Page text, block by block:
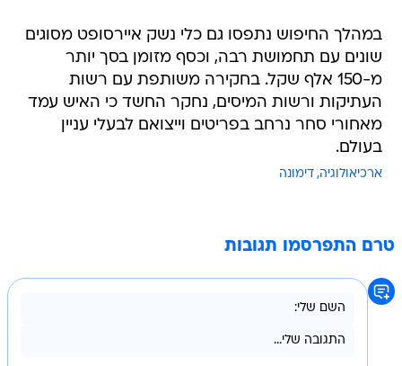
במהלך החיפוש נתפסו גם כלי נשק איירסופט מסוגים
שונים עם תחמושת רבה, וכסף מזומן בסך יותר
מ-150 אלף שקל. בחקירה משותפת עם רשות
העתיקות ורשות המיסים, נחקר החשד כי האיש עמד
מאחורי סחר נרחב בפריטים וייצואם לבעלי עניין
בעולם.
ארכיאולוגיה דימונה
טרם התפרסמו תגובות